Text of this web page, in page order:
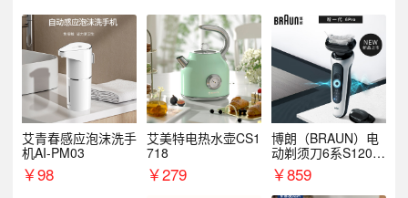
艾青春感应泡沫洗手
机AI-PM03
￥98
艾美特电热水壶CS1
718
￥279
博朗（BRAUN）电
动剃须刀6系S1200
S￥859